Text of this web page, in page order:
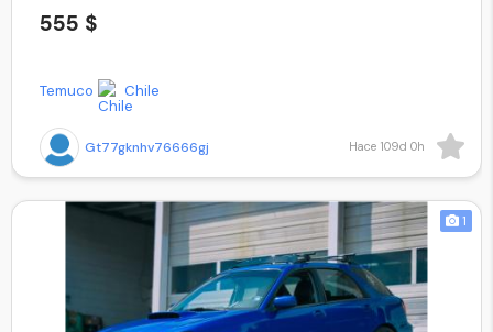
555 $
Gt77gknhv76666gj
Temuco Chile
Hace 109d 0h
1